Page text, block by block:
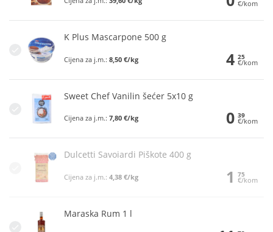
€/kom
K Plus Mascarpone 500 g
Cijena za j.m.: 8,50 €/kg 4 25
€/kom
Sweet Chef Vanilin šećer 5x10 g
Cijena za j.m.: 7,80 €/kg 0 39
€/kom
Dulcetti Savoiardi Piškote 400 g
Cijena za j.m.: 4,38 €/kg 1 75
€/kom
Maraska Rum 1 l